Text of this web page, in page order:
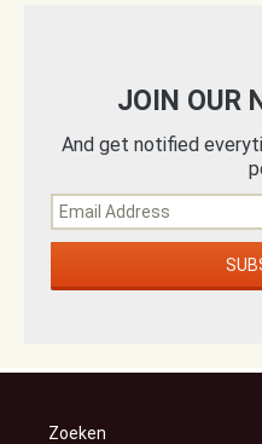
JOIN OUR
And get notified
Zoeken